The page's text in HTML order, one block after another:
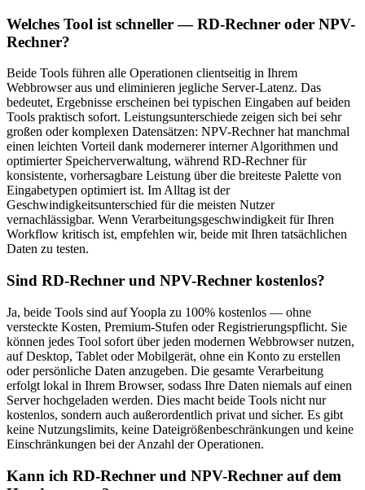
Welches Tool ist schneller — RD-Rechner oder NPV-
Rechner?
Beide Tools führen alle Operationen clientseitig in Ihrem
Webbrowser aus und eliminieren jegliche Server-Latenz. Das
bedeutet, Ergebnisse erscheinen bei typischen Eingaben auf beiden
Tools praktisch sofort. Leistungsunterschiede zeigen sich bei sehr
großen oder komplexen Datensätzen: NPV-Rechner hat manchmal
einen leichten Vorteil dank modernerer interner Algorithmen und
optimierter Speicherverwaltung, während RD-Rechner für
konsistente, vorhersagbare Leistung über die breiteste Palette von
Eingabetypen optimiert ist. Im Alltag ist der
Geschwindigkeitsunterschied für die meisten Nutzer
vernachlässigbar. Wenn Verarbeitungsgeschwindigkeit für Ihren
Workflow kritisch ist, empfehlen wir, beide mit Ihren tatsächlichen
Daten zu testen.
Sind RD-Rechner und NPV-Rechner kostenlos?
Ja, beide Tools sind auf Yoopla zu 100% kostenlos — ohne
versteckte Kosten, Premium-Stufen oder Registrierungspflicht. Sie
können jedes Tool sofort über jeden modernen Webbrowser nutzen,
auf Desktop, Tablet oder Mobilgerät, ohne ein Konto zu erstellen
oder persönliche Daten anzugeben. Die gesamte Verarbeitung
erfolgt lokal in Ihrem Browser, sodass Ihre Daten niemals auf einen
Server hochgeladen werden. Dies macht beide Tools nicht nur
kostenlos, sondern auch außerordentlich privat und sicher. Es gibt
keine Nutzungslimits, keine Dateigrößenbeschränkungen und keine
Einschränkungen bei der Anzahl der Operationen.
Kann ich RD-Rechner und NPV-Rechner auf dem